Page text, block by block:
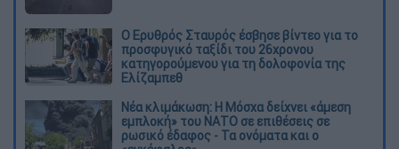
Ο Ερυθρός Σταυρός έσβησε βίντεο για το
προσφυγικό ταξίδι του 26χρονου
κατηγορούμενου για τη δολοφονία της
Ελίζαμπεθ
Νέα κλιμάκωση: Η Μόσχα δείχνει «άμεση
εμπλοκή» του ΝΑΤΟ σε επιθέσεις σε
ρωσικό έδαφος - Τα ονόματα και ο